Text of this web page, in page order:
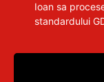
Ioan sa
standardului